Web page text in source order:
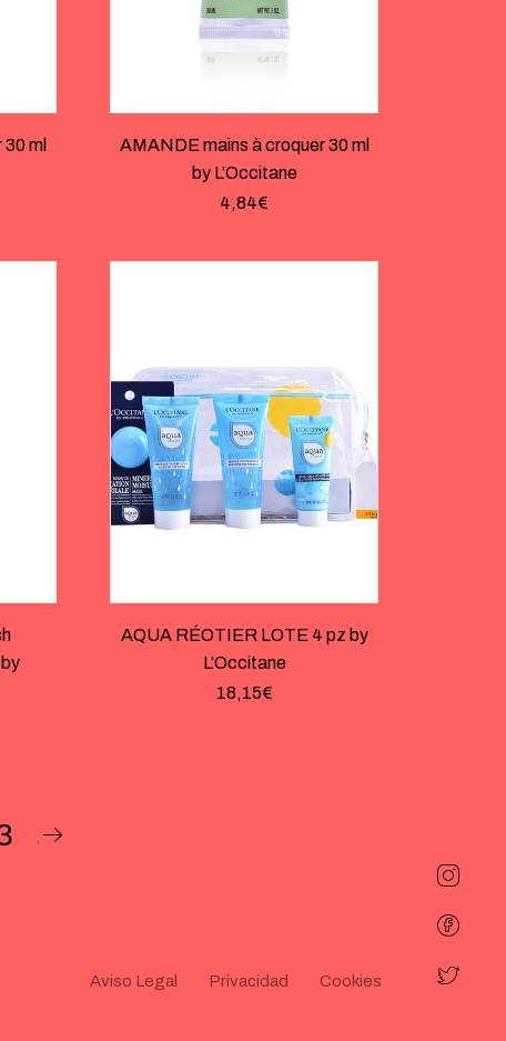
ml
AMANDE mains à croquer 30 ml
by L’Occitane
4,84€
AQUA RÉOTIER LOTE 4 pz by
L’Occitane
18,15€
Aviso Legal Privacidad Cookies